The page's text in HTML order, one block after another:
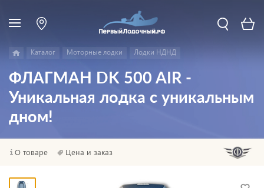
Каталог Моторные лодки Лодки НДНД
ФЛАГМАН DK 500 AIR -
Уникальная лодка с уникальным
дном!
О товаре Цена и заказ